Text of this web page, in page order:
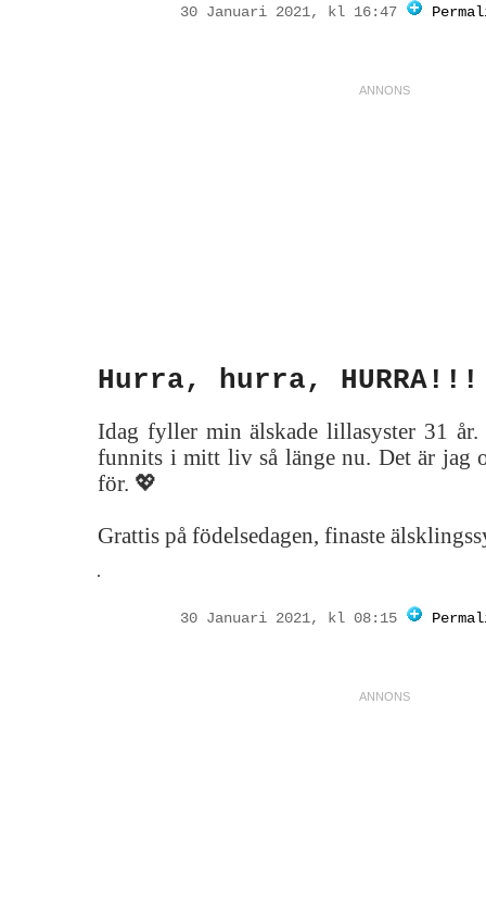
30 Januari 2021, kl 16:47
Hurra, hurra, HURRA!!!
Idag fyller min älskade lillasyster 31
funnits i mitt liv så länge nu. Det är jag
för. 💖
Grattis på födelsedagen, finaste
30 Januari 2021, kl 08:15